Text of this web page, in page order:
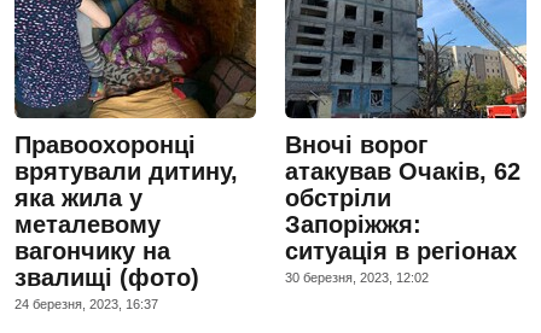
Правоохоронці
врятували дитину,
яка жила у
металевому
вагончику на
звалищі (фото)
24 березня, 2023, 16:37
Вночі ворог
атакував Очаків, 62
обстріли
Запоріжжя:
ситуація в регіонах
30 березня, 2023, 12:02